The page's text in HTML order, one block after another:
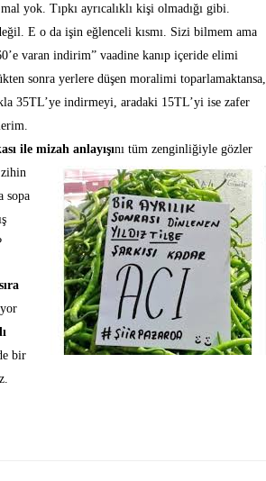
yok. Tıpkı ayrıcalıklı kişi olmadığı gibi.
E o da işin eğlenceli kısmı. Sizi bilmem ama
varan indirim” vaadine kanıp içeride elimi
sonra yerlere düşen moralimi toparlamaktansa,
35TL’ye indirmeyi, aradaki 15TL’yi ise zafer
ile mizah anlayışını tüm zenginliğiyle gözler
sopa
bir